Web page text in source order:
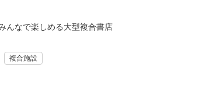
んなで楽しめる大型複合書店
複合施設